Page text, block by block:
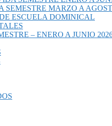
SEMESTRE MARZO A
ESCUELA DOMINICAL
– ENERO A JUNIO